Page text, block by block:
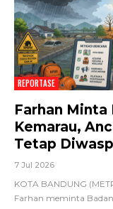
REPORTASE
Farhan Minta
Kemarau,
Tetap
7 Jul 2026
KOTA BANDUNG
Farhan meminta